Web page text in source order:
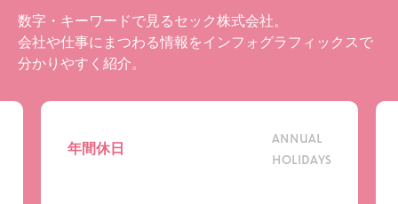
数字・キーワードで見るセック株式会社。
会社や仕事にまつわる情報をインフォグラフィックスで
分かりやすく紹介。
年間休日
ANNUAL
HOLIDAYS